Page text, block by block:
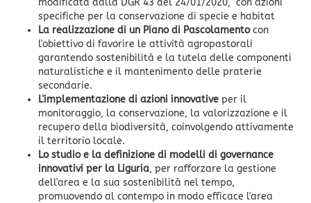
specifiche per la conservazione di specie e habitat
La realizzazione di un Piano di Pascolamentocon
l'obiettivo di favorire le attività agropastorali
garantendo sostenibilità e la tutela delle componenti
naturalistiche e il mantenimento delle praterie
secondarie.
L'implementazione di azioni innovative per il
monitoraggio, la conservazione, la valorizzazione e il
recupero della biodiversità, coinvolgendo attivamente
il territorio locale.
Lo studio e la definizione di modelli di governance
innovativi per la Liguria, per rafforzare la gestione
dell'area e la sua sostenibilità nel tempo,
promuovendo al contempo in modo efficace l'area